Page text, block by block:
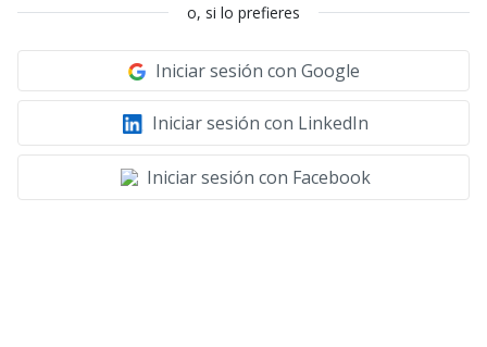
o, si lo prefieres
Iniciar sesión con Google
Iniciar sesión con LinkedIn
Iniciar sesión con Facebook